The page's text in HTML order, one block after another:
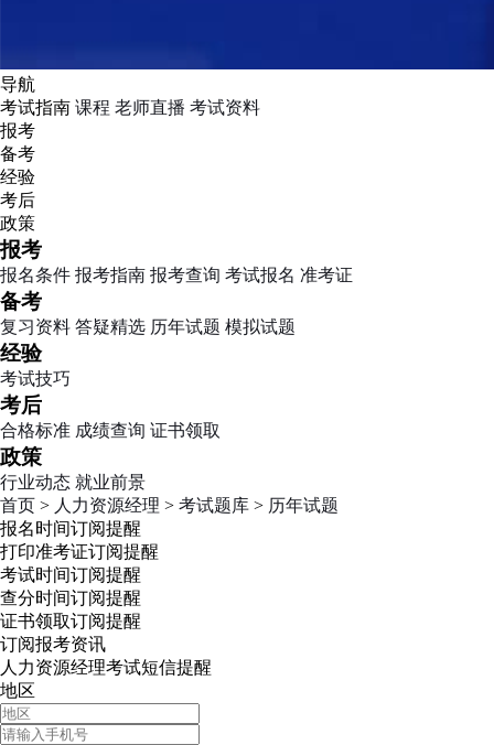
导航
考试指南 课程 老师直播 考试资料
报考
备考
经验
考后
政策
报考
报名条件 报考指南 报考查询 考试报名 准考证
备考
复习资料 答疑精选 历年试题 模拟试题
经验
考试技巧
考后
合格标准 成绩查询 证书领取
政策
行业动态 就业前景
首页 > 人力资源经理 > 考试题库 > 历年试题
报名时间订阅提醒
打印准考证订阅提醒
考试时间订阅提醒
查分时间订阅提醒
证书领取订阅提醒
订阅报考资讯
人力资源经理考试短信提醒
地区